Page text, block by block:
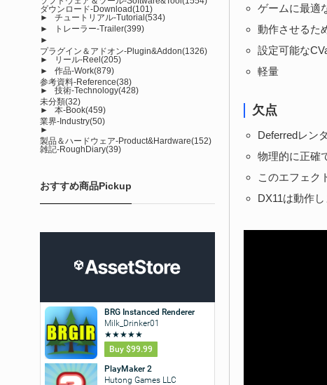
ゲームに最適
動作させるた
設定可能な
軽量
欠点
Deferredレン
物理的に正確
このエフェク
DX11は動作
ダウンロード-Download(101)
►
チュートリアル-Tutorial(534)
►
トレーラー-Trailer(399)
►
プラグイン＆アドオン-Plugin&Addon(1326)
►
リール-Reel(205)
►
作品-Work(879)
参考資料-Reference(38)
►
技術-Technology(428)
未分類(32)
►
本-Book(459)
業界-Industry(50)
►
製品＆ハードウェア-Product&Hardware(152)
雑記-RoughDiary(39)
おすすめ商品Pickup